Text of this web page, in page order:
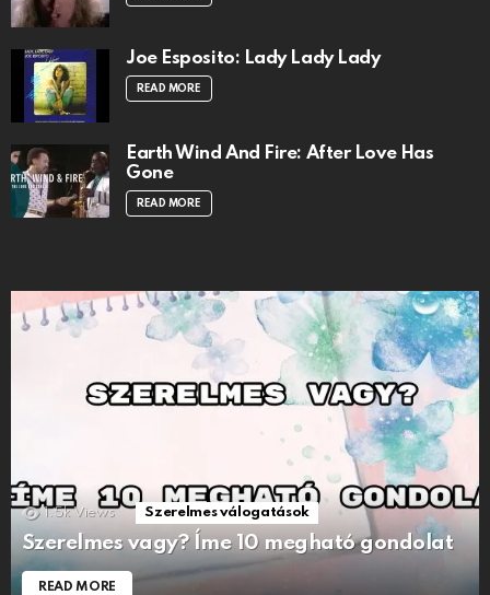
Joe Esposito: Lady Lady Lady
READ MORE
Earth Wind And Fire: After Love Has
Gone
READ MORE
1.5k Views Szerelmes válogatások
Szerelmes vagy? Íme 10 megható gondolat
READ MORE